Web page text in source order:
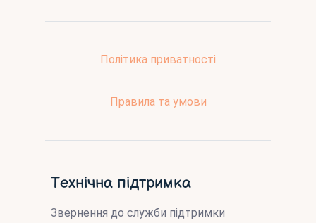
Політика приватності
Правила та умови
Технічна підтримка
Звернення до служби підтримки